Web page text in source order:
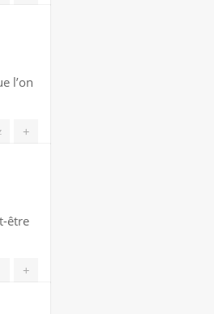
l’on
+
être
+